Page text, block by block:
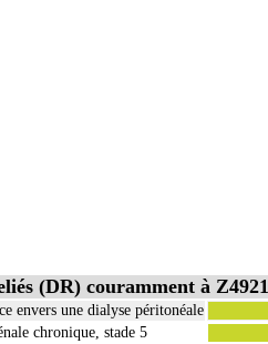
(DR) couramment à Z4921
envers une dialyse péritonéale
chronique, stade 5